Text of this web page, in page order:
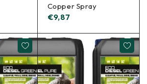
Copper Spray
€9,87